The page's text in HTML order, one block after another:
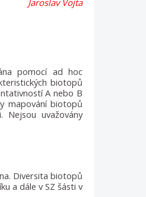
Jaroslav Vojta
pomocí ad hoc
biotopů
A nebo B
mapování biotopů
uvažovány
Diversita biotopů
a dále v SZ šásti v